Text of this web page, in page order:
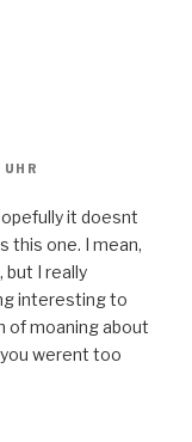
it doesnt
this one. I mean,
but I really
interesting to
of moaning about
werent too